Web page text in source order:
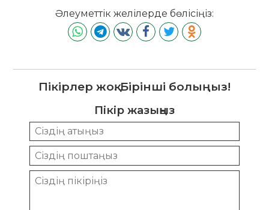
Әлеуметтік желілерде бөлісіңіз:
Пікірлер жоқ. Бірінші болыңыз!
Пікір жазыңыз